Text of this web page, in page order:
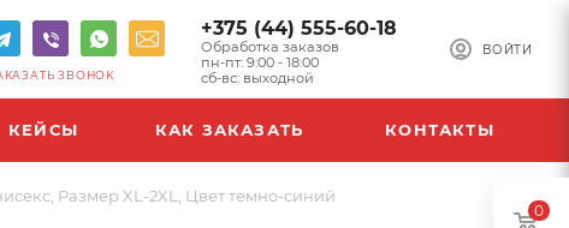
ВОЙТИ
+375 (44) 555-60-18
Обработка заказов
пн-пт: 9:00 - 18:00
сб-вс: выходной
ЗВОНОК
КЕЙСЫ КАК ЗАКАЗАТЬ КОНТАКТЫ
Размер XL-2XL, Цвет темно-синий
0